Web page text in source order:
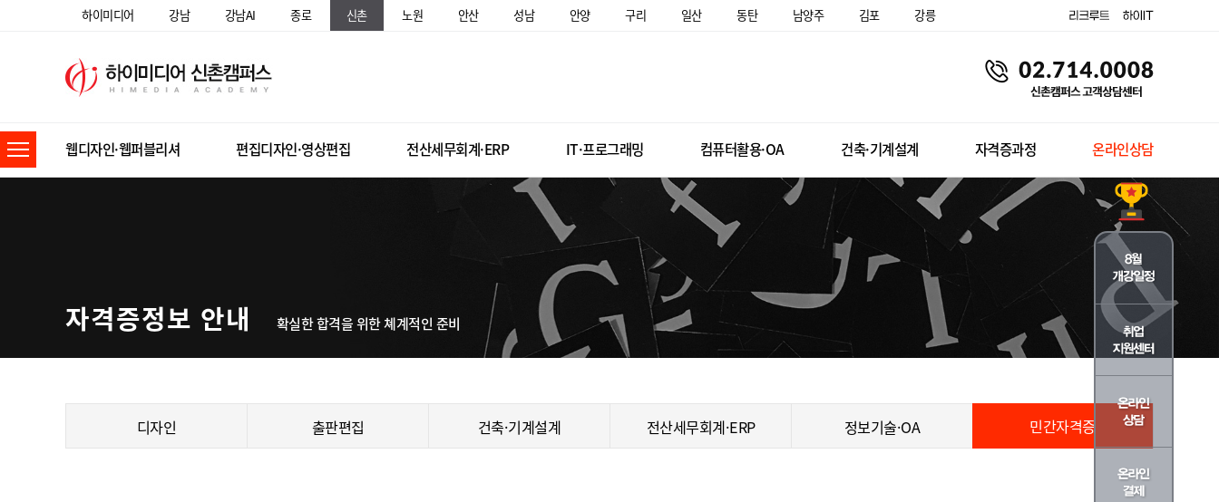
하이미디어 강남 강남AI 종로 신촌 노원 안산 성남 안양 구리 일산 동탄 남양주 김포 강릉
웹디자인·웹퍼블리셔 편집디자인·영상편집 전산세무회계·ERP IT·프로그래밍 컴퓨터활용·OA 건축·기계설계 자격증과정 온라인상담
자격증정보 안내 확실한 합격을 위한 쳬계적인 준비
디자인 출판편집 건축·기계설계 전산세무회계·ERP 정보기술·OA 민간자격증